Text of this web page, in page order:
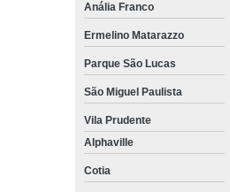
Anália Franco
Ermelino Matarazzo
Parque São Lucas
São Miguel Paulista
Vila Prudente
Alphaville
Cotia